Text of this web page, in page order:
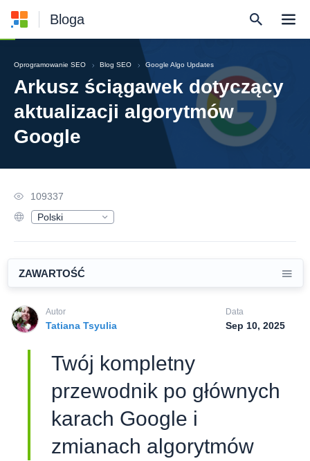
Bloga
Oprogramowanie SEO Blog SEO Google Algo Updates
Arkusz ściągawek dotyczący
aktualizacji algorytmów
Google
109337
Polski
Français
한국어
Português
Autor
Tatiana Tsyulia
Data
Sep 10, 2025
Twój kompletny
przewodnik po głównych
karach Google i
zmianach algorytmów
ZAWARTOŚĆ